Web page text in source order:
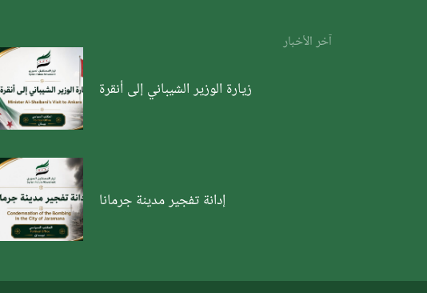
آخر الأخبار
زيارة الوزير الشيباني إلى أنقرة
إدانة تفجير مدينة جرمانا